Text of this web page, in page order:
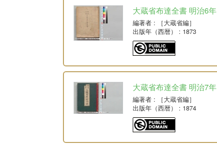
大蔵省布達全書 明治6年
編著者 : ［大蔵省編］
出版年（西暦）
: 1873
大蔵省布達全書 明治7年
編著者 : ［大蔵省編］
出版年（西暦）
: 1874